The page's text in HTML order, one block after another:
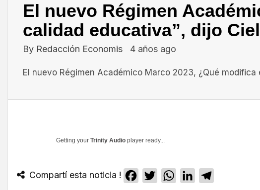
El nuevo Régimen
calidad educativa”, dijo
By Redacción Economis 4 años ago
El nuevo Régimen Académico Marco 2023, ¿Qué modifica
Getting your Trinity Audio player ready...
Compartí esta noticia ! Facebook
TwitterWhatsApp
LinkedIn